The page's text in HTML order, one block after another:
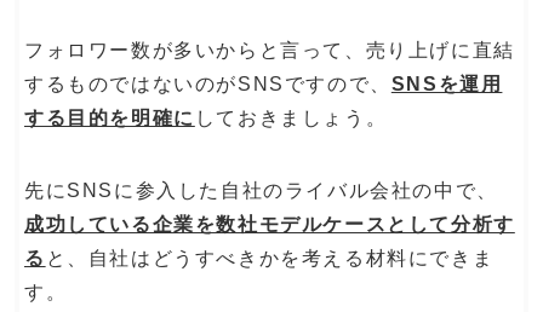
フォロワー数が多いからと言って、売り上げに直結
するものではないのがSNSですので、 SNSを運用
する目的を明確に しておきましょう。
先にSNSに参入した自社のライバル会社の中で、
成功している企業を数社モデルケースとして分析す
る と、自社はどうすべきかを考える材料にできま
す。